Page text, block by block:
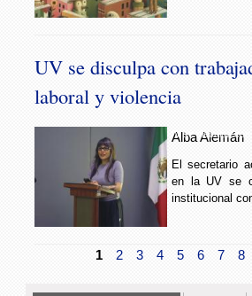
UV se disculpa con
laboral y violencia
UV se disculpa
Alba Alemán
El secretario
en la UV se
institucional
1 2 3 4 5 6 7 8